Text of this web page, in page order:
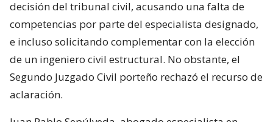
decisión del tribunal civil, acusando una falta de
competencias por parte del especialista designado,
e incluso solicitando complementar con la elección
de un ingeniero civil estructural. No obstante, el
Segundo Juzgado Civil porteño rechazó el recurso de
aclaración.